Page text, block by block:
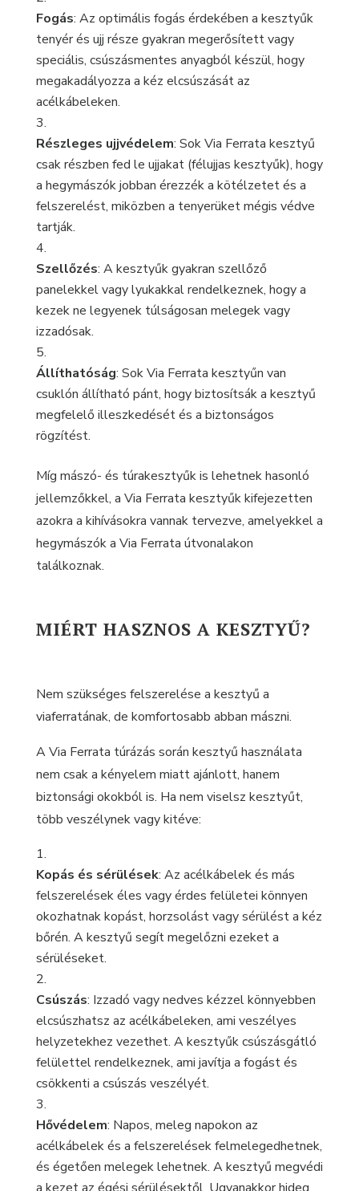
Fogás: Az optimális fogás érdekében a kesztyűk
tenyér és ujj része gyakran megerősített vagy
speciális, csúszásmentes anyagból készül, hogy
megakadályozza a kéz elcsúszását az
acélkábeleken.
Részleges ujjvédelem: Sok Via Ferrata kesztyű
csak részben fed le ujjakat (félujjas kesztyűk), hogy
a hegymászók jobban érezzék a kötélzetet és a
felszerelést, miközben a tenyerüket mégis védve
tartják.
Szellőzés: A kesztyűk gyakran szellőző
panelekkel vagy lyukakkal rendelkeznek, hogy a
kezek ne legyenek túlságosan melegek vagy
izzadósak.
Állíthatóság: Sok Via Ferrata kesztyűn van
csuklón állítható pánt, hogy biztosítsák a kesztyű
megfelelő illeszkedését és a biztonságos
rögzítést.
Míg mászó- és túrakesztyűk is lehetnek hasonló
jellemzőkkel, a Via Ferrata kesztyűk kifejezetten
azokra a kihívásokra vannak tervezve, amelyekkel a
hegymászók a Via Ferrata útvonalakon
találkoznak.
MIÉRT HASZNOS A KESZTYŰ?
Nem szükséges felszerelése a kesztyű a
viaferratának, de komfortosabb abban mászni.
A Via Ferrata túrázás során kesztyű használata
nem csak a kényelem miatt ajánlott, hanem
biztonsági okokból is. Ha nem viselsz kesztyűt,
több veszélynek vagy kitéve:
Kopás és sérülések: Az acélkábelek és más
felszerelések éles vagy érdes felületei könnyen
okozhatnak kopást, horzsolást vagy sérülést a kéz
bőrén. A kesztyű segít megelőzni ezeket a
sérüléseket.
Csúszás: Izzadó vagy nedves kézzel könnyebben
elcsúszhatsz az acélkábeleken, ami veszélyes
helyzetekhez vezethet. A kesztyűk csúszásgátló
felülettel rendelkeznek, ami javítja a fogást és
csökkenti a csúszás veszélyét.
Hővédelem: Napos, meleg napokon az
acélkábelek és a felszerelések felmelegedhetnek,
és égetően melegek lehetnek. A kesztyű megvédi